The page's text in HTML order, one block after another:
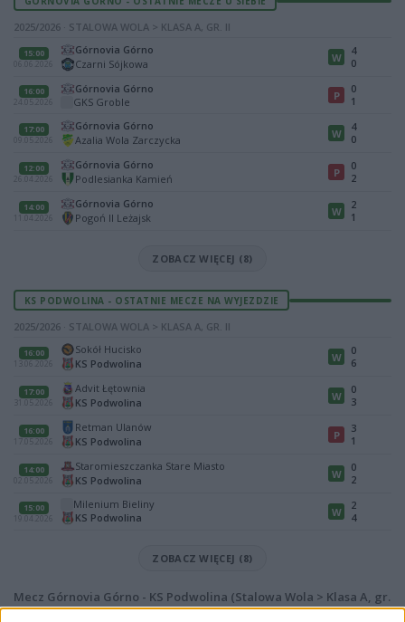
2025/2026 · STALOWA WOLA > KLASA A, GR. II
15:00
06.06.2026
Górnovia Górno
Czarni Sójkowa
W
4
0
16:00
24.05.2026
Górnovia Górno
GKS Groble
P
0
1
17:00
09.05.2026
Górnovia Górno
Azalia Wola Zarczycka
W
4
0
12:00
26.04.2026
Górnovia Górno
Podlesianka Kamień
P
0
2
14:00
11.04.2026
Górnovia Górno
Pogoń II Leżajsk
W
2
1
ZOBACZ WIĘCEJ (8)
KS PODWOLINA - OSTATNIE MECZE NA WYJEZDZIE
2025/2026 · STALOWA WOLA > KLASA A, GR. II
16:00
13.06.2026
Sokół Hucisko
KS Podwolina
W
0
6
17:00
31.05.2026
Advit Łętownia
KS Podwolina
W
0
3
16:00
17.05.2026
Retman Ulanów
KS Podwolina
P
3
1
14:00
02.05.2026
Staromieszczanka Stare Miasto
KS Podwolina
W
0
2
15:00
19.04.2026
Milenium Bieliny
KS Podwolina
W
2
4
ZOBACZ WIĘCEJ (8)
Mecz Górnovia Górno - KS Podwolina (Stalowa Wola > Klasa A, gr.
II)